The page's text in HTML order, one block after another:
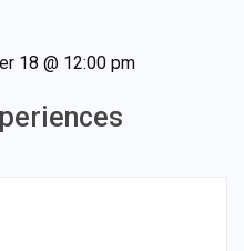
18 @ 12:00 pm